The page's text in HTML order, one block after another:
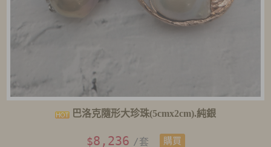
巴洛克隨形大珍珠(5cmx2cm).純銀
$8,236 /套 購買